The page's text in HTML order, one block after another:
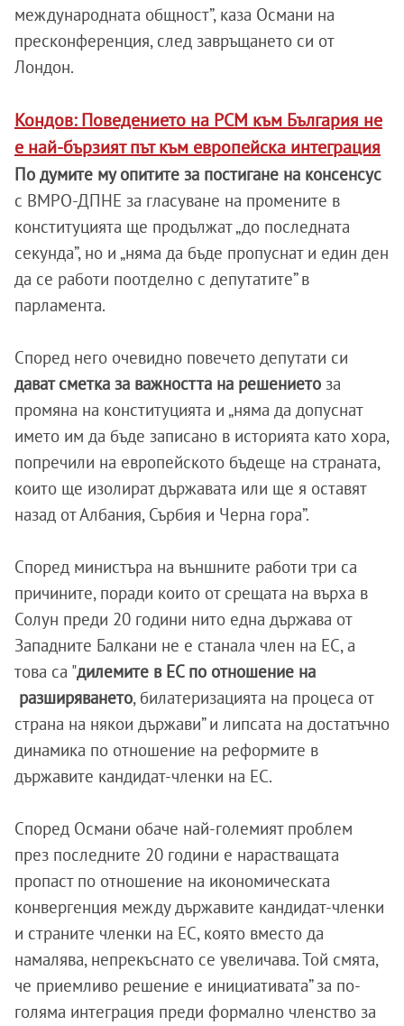
международната общност”, каза Османи на
пресконференция, след завръщането си от
Лондон.
Кондов: Поведението на РСМ към България не
е най-бързият път към европейска интеграция
По думите му опитите за постигане на консенсус
с ВМРО-ДПНЕ за гласуване на промените в
конституцията ще продължат „до последната
секунда”, но и „няма да бъде пропуснат и един ден
да се работи поотделно с депутатите” в
парламента.
Според него очевидно повечето депутати си
дават сметка за важността на решението за
промяна на конституцията и „няма да допуснат
името им да бъде записано в историята като хора,
попречили на европейското бъдеще на страната,
които ще изолират държавата или ще я оставят
назад от Албания, Сърбия и Черна гора”.
Според министъра на външните работи три са
причините, поради които от срещата на върха в
Солун преди 20 години нито една държава от
Западните Балкани не е станала член на ЕС, а
това са "дилемите в ЕС по отношение на
разширяването, билатеризацията на процеса от
страна на някои държави” и липсата на достатъчно
динамика по отношение на реформите в
държавите кандидат-членки на ЕС.
Според Османи обаче най-големият проблем
през последните 20 години е нарастващата
пропаст по отношение на икономическата
конвергенция между държавите кандидат-членки
и страните членки на ЕС, която вместо да
намалява, непрекъснато се увеличава. Той смята,
че приемливо решение е инициативата” за по-
голяма интеграция преди формално членство за